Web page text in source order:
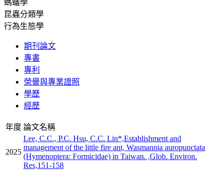
螞蟻學
昆蟲分類學
行為生態學
期刊論文
專書
專利
榮譽與專業證照
學歷
經歷
年度 論文名稱
2025
Lee, C.C., P.C. Hsu, C.C. Lin*,Establishment and
management of the little fire ant, Wasmannia auropunctata
(Hymenoptera: Formicidae) in Taiwan. ,Glob. Environ.
Res,151-158